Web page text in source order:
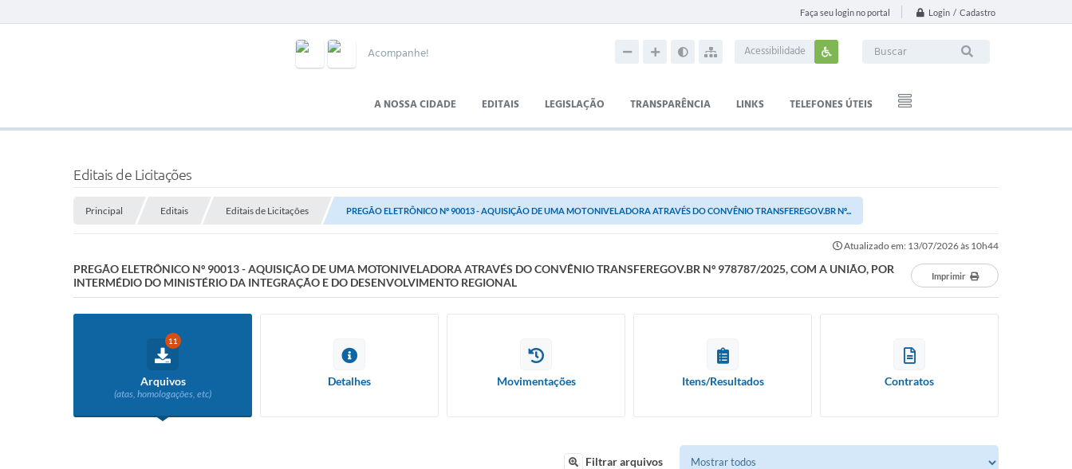
Faça seu login no portal Login / Cadastro
Acompanhe! Acessibilidade
A NOSSA CIDADE EDITAIS LEGISLAÇÃO TRANSPARÊNCIA LINKS TELEFONES ÚTEIS
Editais de Licitações
Principal Editais Editais de Licitações PREGÃO ELETRÔNICO Nº 90013 - AQUISIÇÃO DE UMA MOTONIVELADORA ATRAVÉS DO CONVÊNIO TRANSFEREGOV.BR Nº...
Atualizado em: 13/07/2026 às 10h44
PREGÃO ELETRÔNICO Nº 90013 - AQUISIÇÃO DE UMA MOTONIVELADORA ATRAVÉS DO CONVÊNIO TRANSFEREGOV.BR Nº 978787/2025, COM A UNIÃO, POR
INTERMÉDIO DO MINISTÉRIO DA INTEGRAÇÃO E DO DESENVOLVIMENTO REGIONAL
Imprimir
11
Arquivos
(atas, homologações, etc)
Detalhes Movimentações Itens/Resultados Contratos
Filtrar arquivos